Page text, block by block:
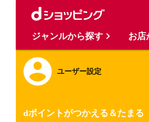
ユーザー設定
dポイントがつかえる＆たまる
ジャンルから探す お店